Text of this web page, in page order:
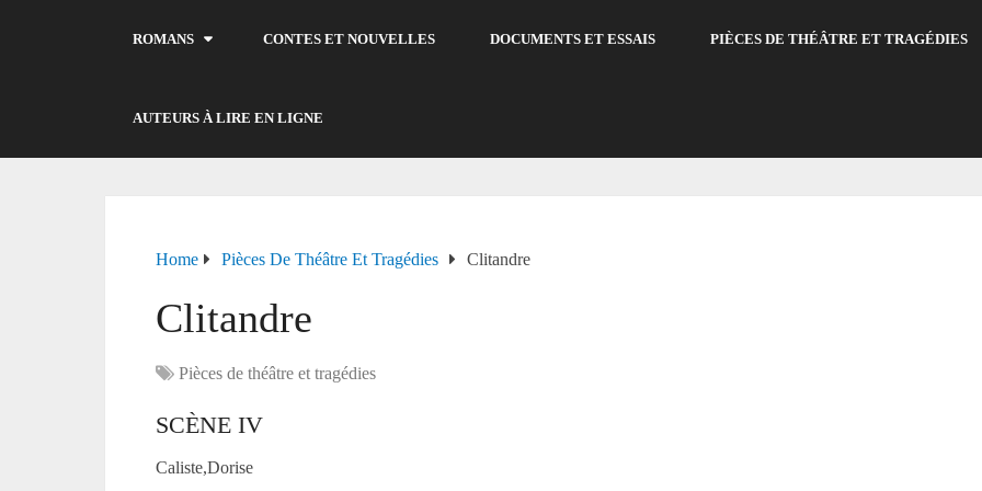
ROMANS CONTES ET NOUVELLES DOCUMENTS ET ESSAIS PIÈCES DE THÉÂTRE ET TRAGÉDIES
AUTEURS À LIRE EN LIGNE
Home Pièces De Théâtre Et Tragédies Clitandre
Clitandre
Pièces de théâtre et tragédies
SCÈNE IV
Caliste,Dorise